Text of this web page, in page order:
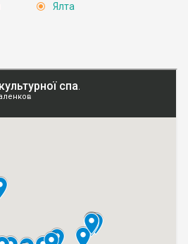
Ялта